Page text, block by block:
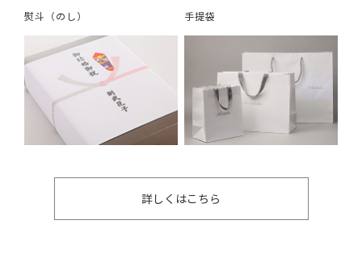
熨斗（のし） 手提袋
詳しくはこちら